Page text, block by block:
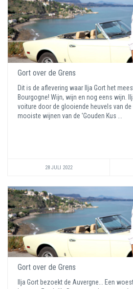
Gort over de Grens
Dit is de aflevering waar Ilja Gort het
Bourgogne! Wijn, wijn en nog eens wijn.
voiture door de glooiende heuvels van
mooiste wijnen van de 'Gouden Kus ...
28 JULI 2022
Gort over de Grens
Ilja Gort bezoekt de Auvergne... Een